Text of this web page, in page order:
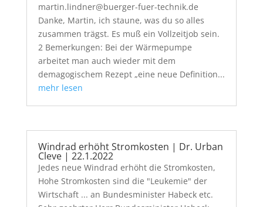
martin.lindner@buerger-fuer-technik.de
Danke, Martin, ich staune, was du so alles
zusammen trägst. Es muß ein Vollzeitjob sein.
2 Bemerkungen: Bei der Wärmepumpe
arbeitet man auch wieder mit dem
demagogischem Rezept „eine neue Definition...
mehr lesen
Windrad erhöht Stromkosten | Dr. Urban
Cleve | 22.1.2022
Jedes neue Windrad erhöht die Stromkosten,
Hohe Stromkosten sind die "Leukemie" der
Wirtschaft ... an Bundesminister Habeck etc.